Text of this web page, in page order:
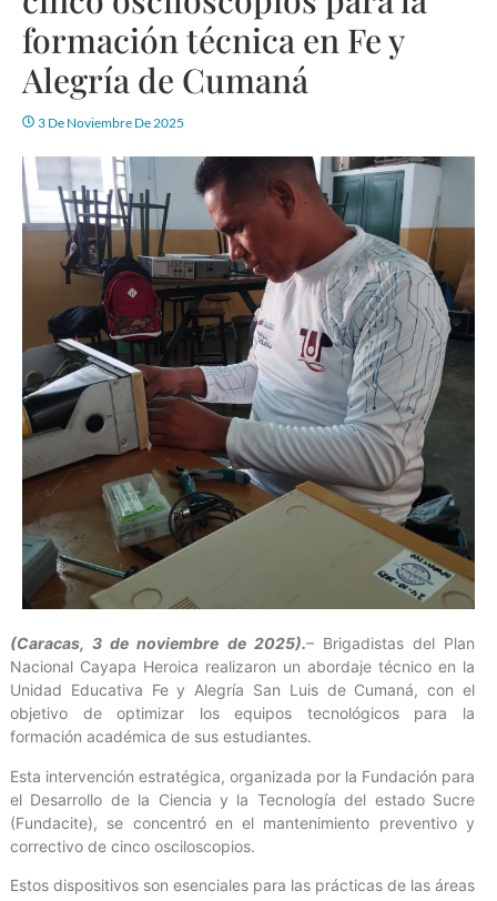
formación técnica en Fe y
Alegría de Cumaná
3 De Noviembre De 2025
(Caracas, 3 de noviembre de 2025).– Brigadistas del Plan
Nacional Cayapa Heroica realizaron un abordaje técnico en la
Unidad Educativa Fe y Alegría San Luis de Cumaná, con el
objetivo de optimizar los equipos tecnológicos para la
formación académica de sus estudiantes.
Esta intervención estratégica, organizada por la Fundación para
el Desarrollo de la Ciencia y la Tecnología del estado Sucre
(Fundacite), se concentró en el mantenimiento preventivo y
correctivo de cinco osciloscopios.
Estos dispositivos son esenciales para las prácticas de las áreas